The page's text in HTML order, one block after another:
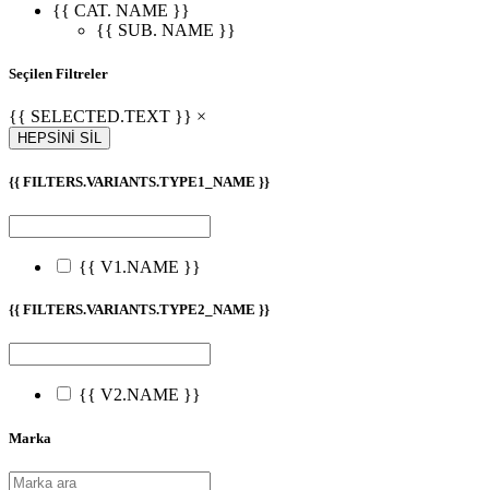
{{ CAT. NAME }}
{{ SUB. NAME }}
Seçilen Filtreler
{{ SELECTED.TEXT }} ×
HEPSİNİ SİL
{{ FILTERS.VARIANTS.TYPE1_NAME }}
{{ V1.NAME }}
{{ FILTERS.VARIANTS.TYPE2_NAME }}
{{ V2.NAME }}
Marka